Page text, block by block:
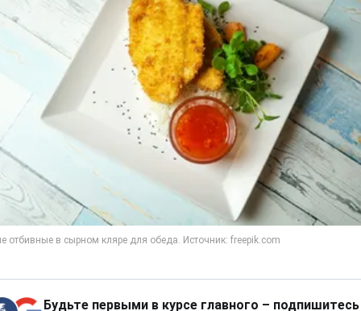
Будьте первыми в курсе главного – подпишитесь